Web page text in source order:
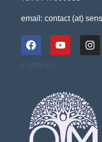
email: contact (at)